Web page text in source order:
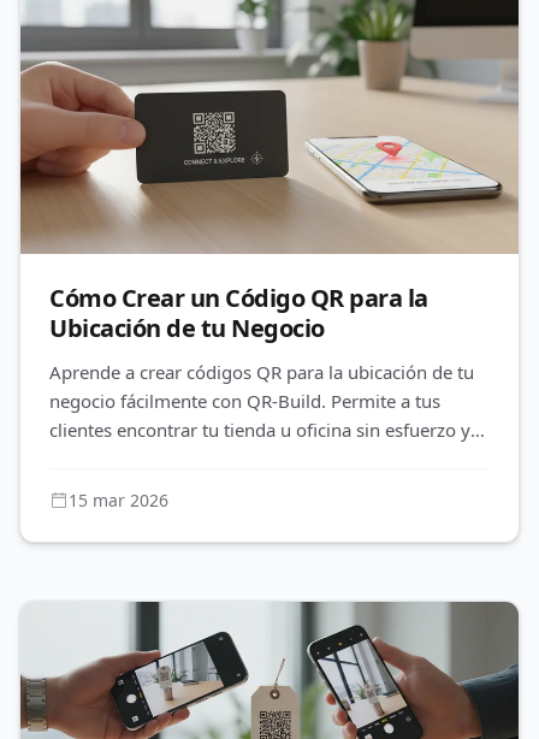
Cómo Crear un Código QR para la
Ubicación de tu Negocio
Aprende a crear códigos QR para la ubicación de tu
negocio fácilmente con QR-Build. Permite a tus
clientes encontrar tu tienda u oficina sin esfuerzo y
15 mar 2026